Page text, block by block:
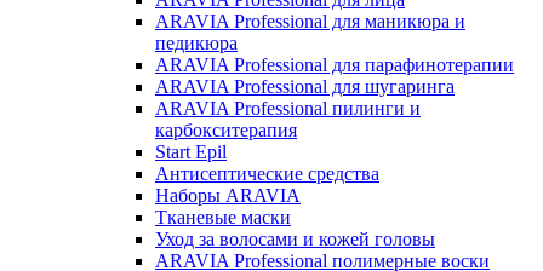
ARAVIA Professional для маникюра и
педикюра
ARAVIA Professional для парафинотерапии
ARAVIA Professional для шугаринга
ARAVIA Professional пилинги и
карбокситерапия
Start Epil
Антисептические средства
Наборы ARAVIA
Тканевые маски
Уход за волосами и кожей головы
ARAVIA Professional полимерные воски